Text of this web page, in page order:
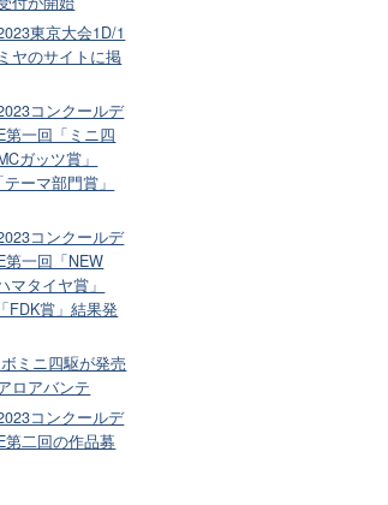
東京大会1D/1
ヤのサイトに掲
コンクールデ
第一回「ミニ四
ガッツ賞」
テーマ部門賞」
コンクールデ
第一回「NEW
マタイヤ賞」
FDK賞」結果発
ミニ四駆が発売
ロアバンテ
コンクールデ
第二回の作品募